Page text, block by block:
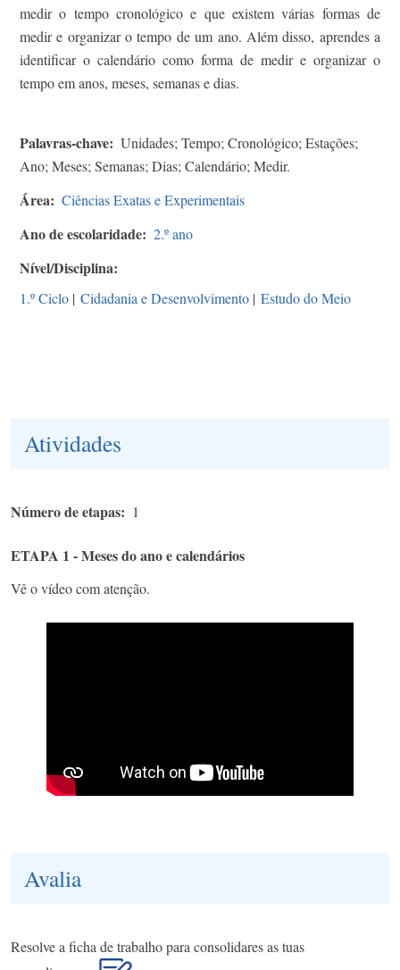
medir o tempo cronológico e que existem várias formas de
medir e organizar o tempo de um ano. Além disso, aprendes a
identificar o calendário como forma de medir e organizar o
tempo em anos, meses, semanas e dias.
Palavras-chave
Unidades; Tempo; Cronológico; Estações;
Ano; Meses; Semanas; Dias; Calendário; Medir.
Área Ciências Exatas e Experimentais
Ano de escolaridade 2.º ano
Nível/Disciplina
1.º Ciclo | Cidadania e Desenvolvimento | Estudo do Meio
Atividades
Número de etapas 1
ETAPA 1 - Meses do ano e calendários
Vê o vídeo com atenção.
Avalia
Resolve a ficha de trabalho para consolidares as tuas